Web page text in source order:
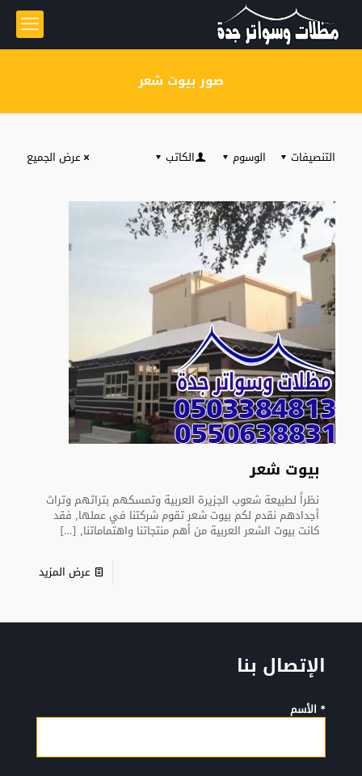
صور بيوت شعر
التنصيفات الوسوم الكاتب عرض الجميع
بيوت شعر
نظراً لطبيعة شعوب الجزيرة العربية وتمسكهم بتراثهم وتراث
أجدادهم نقدم لكم بيوت شعر تقوم شركتنا في عملها, فقد
كانت بيوت الشعر العربية من أهم منتجاتنا واهتماماتنا, […]
عرض المزيد
الإتصال بنا
* الأسم